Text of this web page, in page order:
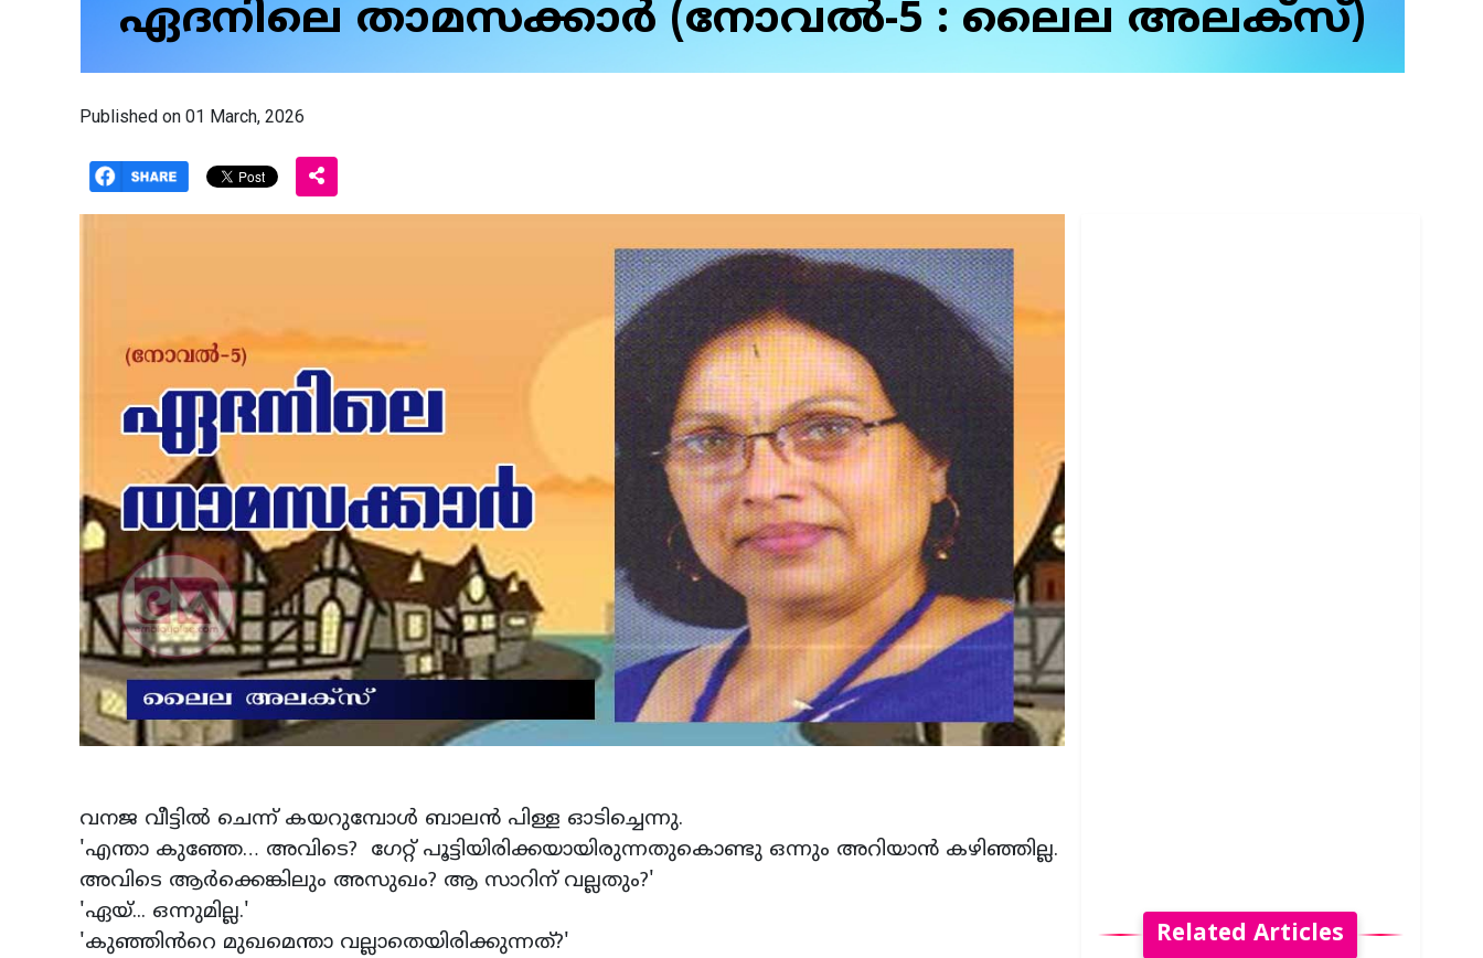
ഏദനിലെ താമസക്കാർ (നോവല്‍-5 : ലൈല അലക്‌സ്)
Published on 01 March, 2026
വനജ വീട്ടിൽ ചെന്ന് കയറുമ്പോൾ ബാലൻ പിള്ള ഓടിച്ചെന്നു.
'എന്താ കുഞ്ഞേ… അവിടെ? ഗേറ്റ് പൂട്ടിയിരിക്കയായിരുന്നതുകൊണ്ടു ഒന്നും അറിയാൻ കഴിഞ്ഞില്ല.
അവിടെ ആർക്കെങ്കിലും അസുഖം? ആ സാറിന് വല്ലതും?'
'ഏയ്... ഒന്നുമില്ല.'
'കുഞ്ഞിൻറെ മുഖമെന്താ വല്ലാതെയിരിക്കുന്നത്?'
Related Articles